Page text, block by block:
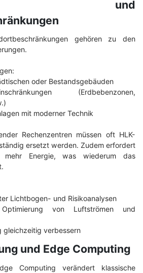
und
gehören zu den
oder Bestandsgebäuden
(Erdbebenzonen,
mit moderner Technik
Rechenzentren müssen oft HLK-
ersetzt werden. Zudem erfordert
mehr Energie, was wiederum das
Lichtbogen- und Risikoanalysen
von Luftströmen und
gleichzeitig verbessern
und Edge Computing
Computing verändert klassische